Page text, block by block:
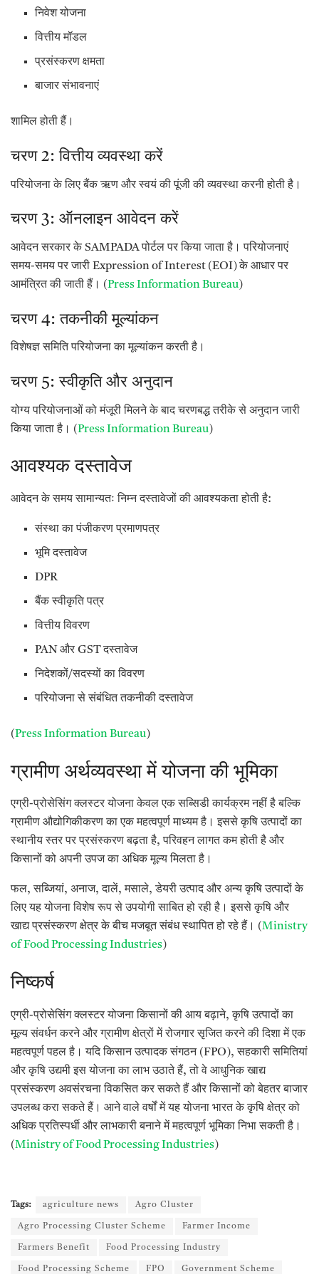
निवेश योजना
वित्तीय मॉडल
प्रसंस्करण क्षमता
बाजार संभावनाएं
शामिल होती हैं।
चरण 2: वित्तीय व्यवस्था करें
परियोजना के लिए बैंक ऋण और स्वयं की पूंजी की व्यवस्था करनी होती है।
चरण 3: ऑनलाइन आवेदन करें
आवेदन सरकार के SAMPADA पोर्टल पर किया जाता है। परियोजनाएं
समय-समय पर जारी Expression of Interest (EOI) के आधार पर
आमंत्रित की जाती हैं। (Press Information Bureau)
चरण 4: तकनीकी मूल्यांकन
विशेषज्ञ समिति परियोजना का मूल्यांकन करती है।
चरण 5: स्वीकृति और अनुदान
योग्य परियोजनाओं को मंजूरी मिलने के बाद चरणबद्ध तरीके से अनुदान जारी
किया जाता है। (Press Information Bureau)
आवश्यक दस्तावेज
आवेदन के समय सामान्यतः निम्न दस्तावेजों की आवश्यकता होती है:
संस्था का पंजीकरण प्रमाणपत्र
भूमि दस्तावेज
DPR
बैंक स्वीकृति पत्र
वित्तीय विवरण
PAN और GST दस्तावेज
निदेशकों/सदस्यों का विवरण
परियोजना से संबंधित तकनीकी दस्तावेज
(Press Information Bureau)
ग्रामीण अर्थव्यवस्था में योजना की भूमिका
एग्री-प्रोसेसिंग क्लस्टर योजना केवल एक सब्सिडी कार्यक्रम नहीं है बल्कि
ग्रामीण औद्योगिकीकरण का एक महत्वपूर्ण माध्यम है। इससे कृषि उत्पादों का
स्थानीय स्तर पर प्रसंस्करण बढ़ता है, परिवहन लागत कम होती है और
किसानों को अपनी उपज का अधिक मूल्य मिलता है।
फल, सब्जियां, अनाज, दालें, मसाले, डेयरी उत्पाद और अन्य कृषि उत्पादों के
लिए यह योजना विशेष रूप से उपयोगी साबित हो रही है। इससे कृषि और
खाद्य प्रसंस्करण क्षेत्र के बीच मजबूत संबंध स्थापित हो रहे हैं। (Ministry
of Food Processing Industries)
निष्कर्ष
एग्री-प्रोसेसिंग क्लस्टर योजना किसानों की आय बढ़ाने, कृषि उत्पादों का
मूल्य संवर्धन करने और ग्रामीण क्षेत्रों में रोजगार सृजित करने की दिशा में एक
महत्वपूर्ण पहल है। यदि किसान उत्पादक संगठन (FPO), सहकारी समितियां
और कृषि उद्यमी इस योजना का लाभ उठाते हैं, तो वे आधुनिक खाद्य
प्रसंस्करण अवसंरचना विकसित कर सकते हैं और किसानों को बेहतर बाजार
उपलब्ध करा सकते हैं। आने वाले वर्षों में यह योजना भारत के कृषि क्षेत्र को
अधिक प्रतिस्पर्धी और लाभकारी बनाने में महत्वपूर्ण भूमिका निभा सकती है।
(Ministry of Food Processing Industries)
Tags: agriculture news Agro Cluster
Agro Processing Cluster Scheme Farmer Income
Farmers Benefit Food Processing Industry
Food Processing Scheme FPO Government Scheme